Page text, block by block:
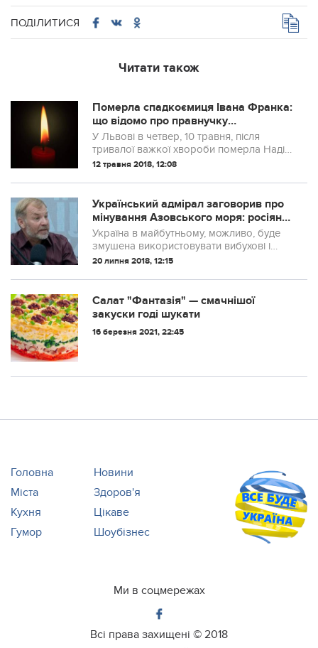
ПОДІЛИТИСЯ
Читати також
Померла спадкоємиця Івана Франка:
що відомо про правнучку
письменника
У Львові в четвер, 10 травня, після
тривалої важкої хвороби померла Надія
Франко – правнучка українського
12 травня 2018, 12:08
Український адмірал заговорив про
мінування Азовського моря: росіяни
розлютилися
Україна в майбутньому, можливо, буде
змушена використовувати вибухові і
нерозривні огорожі в Азовському морі,
російського десанту. Про це в ефірі
"Гро...
20 липня 2018, 12:15
Салат "Фантазія" — смачнішої
закуски годі шукати
16 березня 2021, 22:45
Головна
Новини
Міста
Здоров'я
Кухня
Цікаве
Гумор
Шоубізнес
Ми в соцмережах
Всі права захищені © 2018